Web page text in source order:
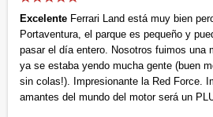
Excelente Ferrari Land está muy bien
Portaventura, el parque es pequeño y
pasar el día entero. Nosotros fuimos una
ya se estaba yendo mucha gente (buen
sin colas!). Impresionante la Red Force.
amantes del mundo del motor será un